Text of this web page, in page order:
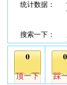
统计数据：
搜索一下：